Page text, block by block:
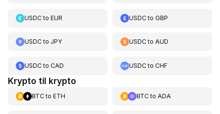
USDCto EUR USDCtoGBP
USDCto JPY USDCtoAUD
USDCto CAD USDCtoCHF
Krypto til krypto
BTCto ETH BTCto ADA